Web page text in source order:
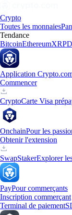
Crypto
Toutes les monnaies
Tendance
BitcoinEthereumXRP
Application
Commencer
CryptoCarte Visa
OnchainPour les
Obtenir l'extension
SwapStakerExplorer
PayPour commerçants
Inscription commerçant
Terminal de paiement